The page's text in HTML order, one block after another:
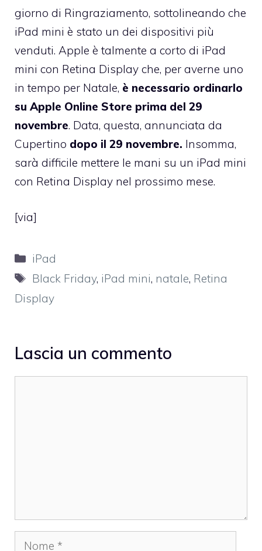
giorno di Ringraziamento, sottolineando che
iPad mini è stato un dei dispositivi più
venduti. Apple è talmente a corto di iPad
mini con Retina Display che, per averne uno
in tempo per Natale, è necessario ordinarlo
su Apple Online Store prima del 29
novembre. Data, questa, annunciata da
Cupertino dopo il 29 novembre. Insomma,
sarà difficile mettere le mani su un iPad mini
con Retina Display nel prossimo mese.
[via]
Categorie
iPad
Tag
Black Friday, iPad mini, natale, Retina
Display
Lascia un commento
Nome